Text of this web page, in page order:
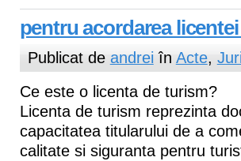
pentru acordarea
Publicat de andreiîn Acte,
Ce este o licenta de turism?
Licenta de turism reprezinta
capacitatea titularului de a
calitate si siguranta pentru